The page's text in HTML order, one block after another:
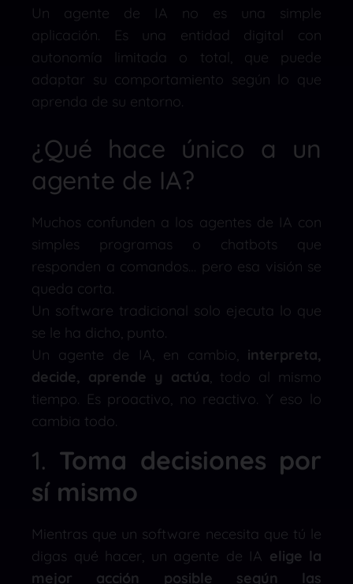
Un agente de IA no es una simple
aplicación. Es una entidad digital con
autonomía limitada o total, que puede
adaptar su comportamiento según lo que
aprenda de su entorno.
¿Qué hace único a un
agente de IA?
Muchos confunden a los agentes de IA con
simples programas o chatbots que
responden a comandos… pero esa visión se
queda corta.
Un software tradicional solo ejecuta lo que
se le ha dicho, punto.
Un agente de IA, en cambio, interpreta,
decide, aprende y actúa, todo al mismo
tiempo. Es proactivo, no reactivo. Y eso lo
cambia todo.
1. Toma decisiones por
sí mismo
Mientras que un software necesita que tú le
digas qué hacer, un agente de IA elige la
mejor acción posible según las